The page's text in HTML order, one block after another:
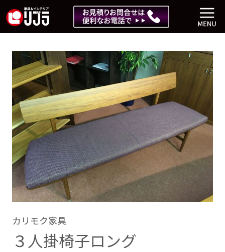
カリモク家具
３人掛椅子ロング